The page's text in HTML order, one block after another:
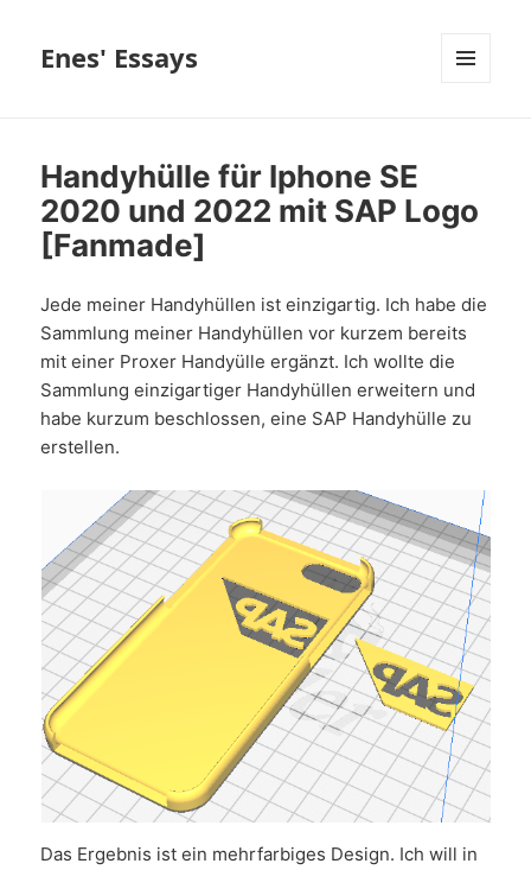
Enes' Essays
Handyhülle für Iphone SE
2020 und 2022 mit SAP Logo
[Fanmade]
Jede meiner Handyhüllen ist einzigartig. Ich habe die
Sammlung meiner Handyhüllen vor kurzem bereits
mit einer Proxer Handyülle ergänzt. Ich wollte die
Sammlung einzigartiger Handyhüllen erweitern und
habe kurzum beschlossen, eine SAP Handyhülle zu
erstellen.
Das Ergebnis ist ein mehrfarbiges Design. Ich will in